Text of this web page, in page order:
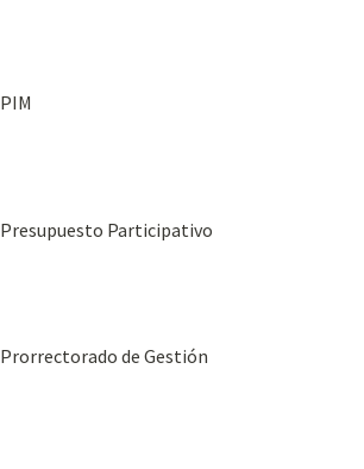
PIM
Presupuesto Participativo
Prorrectorado de Gestión